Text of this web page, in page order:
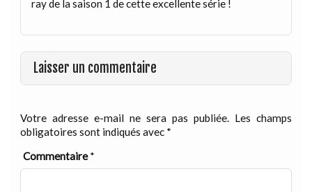
ray de la saison 1 de cette excellente série !
Laisser un commentaire
Votre adresse e-mail ne sera pas publiée. Les champs
obligatoires sont indiqués avec *
Commentaire*